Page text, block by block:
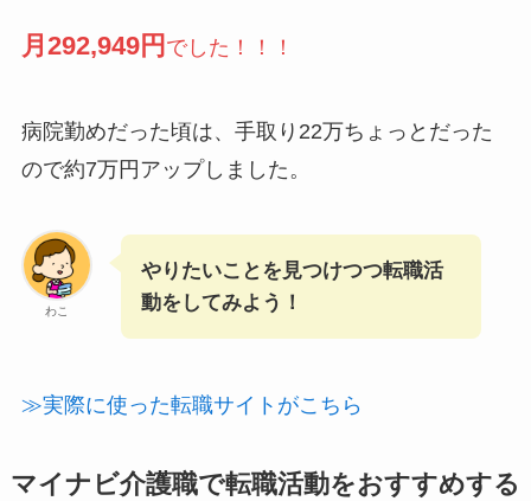
月292,949円 でした！！！
病院勤めだった頃は、手取り22万ちょっとだった
ので約7万円アップしました。
わこ
やりたいことを見つけつつ転職活
動をしてみよう！
≫実際に使った転職サイトがこちら
マイナビ介護職で転職活動をおすすめする